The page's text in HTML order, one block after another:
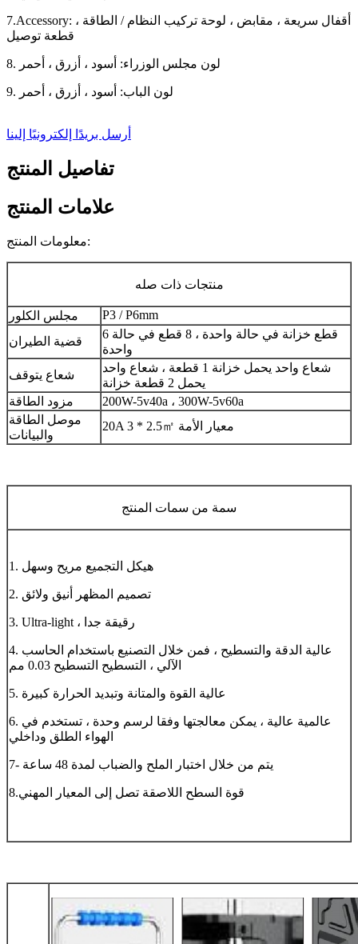
7.Accessory: أقفال سريعة ، مقابض ، لوحة تركيب النظام / الطاقة ،
قطعة توصيل
8. لون مجلس الوزراء: أسود ، أزرق ، أحمر
9. لون الباب: أسود ، أزرق ، أحمر
أرسل بريدًا إلكترونيًا إلينا
تفاصيل المنتج
علامات المنتج
معلومات المنتج:
منتجات ذات صله
مجلس الكلور
P3 / P6mm
قضية الطيران
6 قطع خزانة في حالة واحدة ، 8 قطع في حالة
واحدة
شعاع يتوقف
شعاع واحد يحمل خزانة 1 قطعة ، شعاع واحد
يحمل 2 قطعة خزانة
مزود الطاقة
200W-5v40a ، 300W-5v60a
موصل الطاقة
والبيانات
20A 3 * 2.5㎡ معيار الأمة
سمة من سمات المنتج
1. هيكل التجميع مريح وسهل
2. تصميم المظهر أنيق ولائق
3. Ultra-light ، رقيقة جدا
4. عالية الدقة والتسطيح ، فمن خلال التصنيع باستخدام الحاسب
الآلي ، التسطيح التسطيح 0.03 مم
5. عالية القوة والمتانة وتبديد الحرارة كبيرة
6. عالمية عالية ، يمكن معالجتها وفقا لرسم وحدة ، تستخدم في
الهواء الطلق وداخلي
7- يتم من خلال اختبار الملح والضباب لمدة 48 ساعة
8.قوة السطح اللاصقة تصل إلى المعيار المهني